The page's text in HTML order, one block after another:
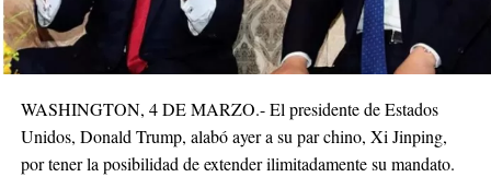
WASHINGTON, 4 DE MARZO.- El presidente de Estados
Unidos, Donald Trump, alabó ayer a su par chino, Xi Jinping,
por tener la posibilidad de extender ilimitadamente su mandato.